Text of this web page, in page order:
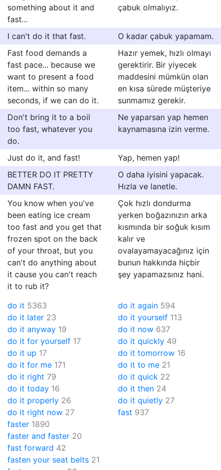
something about it and
fast...
çabuk olmalıyız.
I can't do it that fast.
O kadar çabuk yapamam.
Fast food demands a
fast pace... because we
want to present a food
item... within so many
seconds, if we can do it.
Hazır yemek, hızlı olmayı
gerektirir. Bir yiyecek
maddesini mümkün olan
en kısa sürede müşteriye
sunmamız gerekir.
Don't bring it to a boil
too fast, whatever you
do.
Ne yaparsan yap hemen
kaynamasına izin verme.
Just do it, and fast!
Yap, hemen yap!
BETTER DO IT PRETTY
DAMN FAST.
O daha iyisini yapacak.
Hızla ve lanetle.
You know when you've
been eating ice cream
too fast and you get that
frozen spot on the back
of your throat, but you
can't do anything about
it cause you can't reach
it to rub it?
Çok hızlı dondurma
yerken boğazınızın arka
kısmında bir soğuk kısım
kalır ve
ovalayamayacağınız için
bunun hakkında hiçbir
şey yapamazsınız hani.
do it 5363
do it later 23
do it anyway 19
do it for yourself 17
do it up 17
do it for me 171
do it right 79
do it today 16
do it properly 26
do it right now 27
do it again 594
do it yourself 113
do it now 637
do it quickly 49
do it tomorrow 16
do it to me 21
do it quick 22
do it then 24
do it quietly 27
fast 937
faster 1890
faster and faster 20
fast forward 42
fasten your seat belts 21